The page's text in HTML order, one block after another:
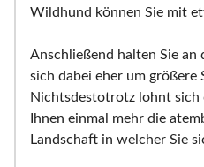
Wildhund können Sie mit
Anschließend halten Sie an
sich dabei eher um größere
Nichtsdestotrotz lohnt sich
Ihnen einmal mehr die
Landschaft in welcher Sie